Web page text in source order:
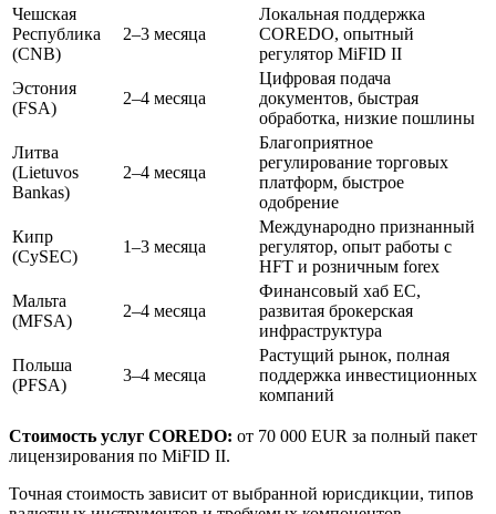
Чешская
Республика
(CNB)
2–3 месяца
Локальная поддержка
COREDO, опытный
регулятор MiFID II
Эстония
(FSA)
2–4 месяца
Цифровая подача
документов, быстрая
обработка, низкие пошлины
Литва
(Lietuvos
Bankas)
2–4 месяца
Благоприятное
регулирование торговых
платформ, быстрое
одобрение
Кипр
(CySEC)
1–3 месяца
Международно признанный
регулятор, опыт работы с
HFT и розничным forex
Мальта
(MFSA)
2–4 месяца
Финансовый хаб ЕС,
развитая брокерская
инфраструктура
Польша
(PFSA)
3–4 месяца
Растущий рынок, полная
поддержка инвестиционных
компаний
Стоимость услуг COREDO: от 70 000 EUR за полный пакет
лицензирования по MiFID II.
Точная стоимость зависит от выбранной юрисдикции, типов